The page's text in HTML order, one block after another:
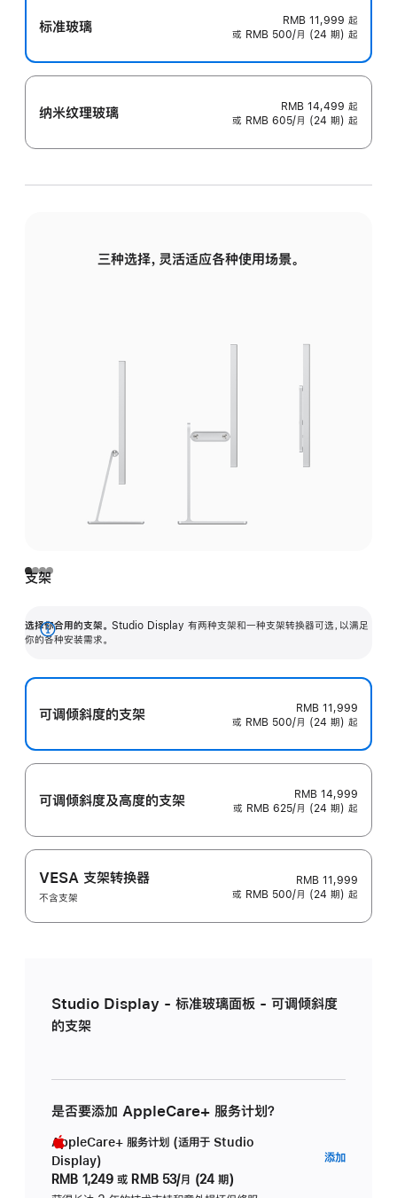
标准玻璃 RMB 11,999 起
或 RMB 500/月 (24 期) 起
纳米纹理玻璃 RMB 14,499 起
或 RMB 605/月 (24 期) 起
三种选择，灵活适应各种使用场景。
支架
选择你合用的支架。 Studio Display 有两种支架和一种支架转换器可选，以满足
你的各种安装需求。
展
可调倾斜度的支架
RMB 11,999
或 RMB 500/月 (24 期) 起
可调倾斜度及高‍度的支‍架
RMB 14,999
或 RMB 625/月 (24 期) 起
VESA 支架转换器
不含支架
RMB 11,999
或 RMB 500/月 (24 期) 起
Studio Display - 标准玻璃面板 - 可调倾斜度
的支架
是否要添加 AppleCare+ 服务计划？
AppleCare+ 服务计划 (适用于 Studio
Display)
RMB 1,249 或 RMB 53/月 (24 期)
添加